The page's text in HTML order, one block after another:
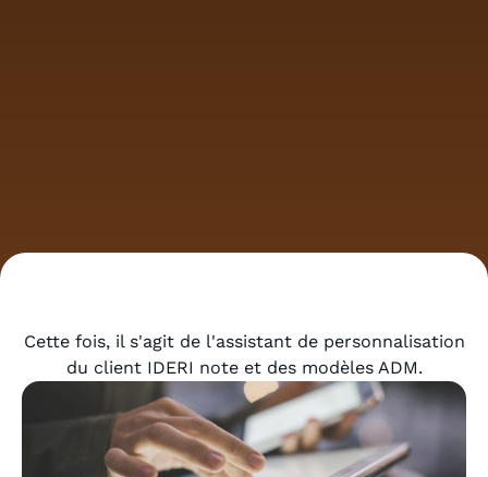
Cette fois, il s'agit de l'assistant de personnalisation
du client IDERI note et des modèles ADM.